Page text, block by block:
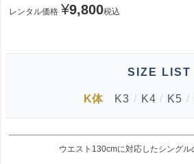
レンタル価格 ¥9,800税込
SIZE LIST
K体 K3 / K4 / K5 /
ウエスト130cmに対応したシングル